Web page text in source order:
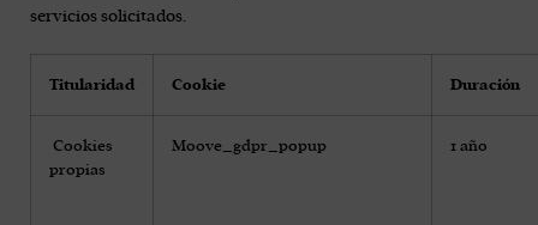
servicios solicitados.
Titularidad Cookie Duración
Cookies
propias
Moove_gdpr_popup 1 año